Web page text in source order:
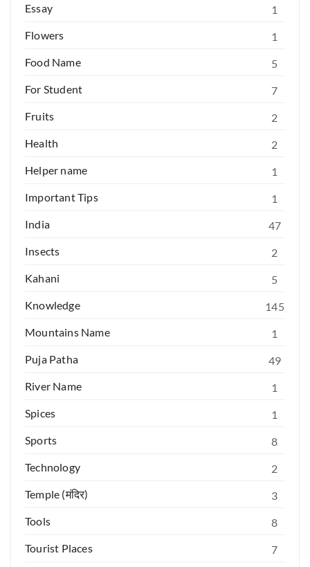
Essay
1
Flowers
1
Food Name
5
For Student
7
Fruits
2
Health
2
Helper name
1
Important Tips
1
India
47
Insects
2
Kahani
5
Knowledge
145
Mountains Name
1
Puja Patha
49
River Name
1
Spices
1
Sports
8
Technology
2
Temple (मंदिर)
3
Tools
8
Tourist Places
7